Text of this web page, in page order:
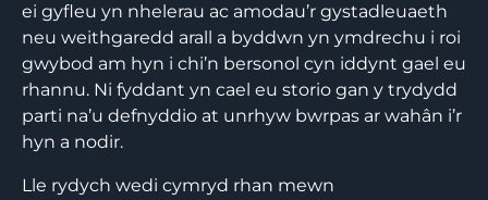
ei gyfleu yn nhelerau ac amodau’r gystadleuaeth
neu weithgaredd arall a byddwn yn ymdrechu i roi
gwybod am hyn i chi’n bersonol cyn iddynt gael eu
rhannu. Ni fyddant yn cael eu storio gan y trydydd
parti na’u defnyddio at unrhyw bwrpas ar wahân i’r
hyn a nodir.
Lle rydych wedi cymryd rhan mewn